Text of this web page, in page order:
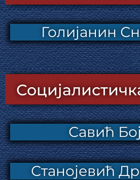
Голијанин
Савић
Станојевић